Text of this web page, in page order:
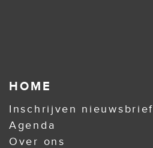
HOME
Inschrijven nieuwsbrief
Agenda
Over ons